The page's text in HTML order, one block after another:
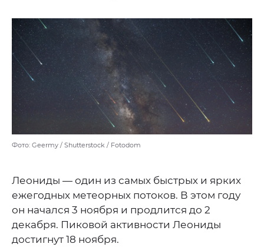
Фото: Geermy / Shutterstock / Fotodom
Леониды — один из самых быстрых и ярких
ежегодных метеорных потоков. В этом году
он начался 3 ноября и продлится до 2
декабря. Пиковой активности Леониды
достигнут 18 ноября.